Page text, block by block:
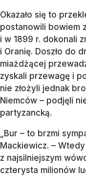
Okazało się to
postanowili bowiem
i w 1899 r. dokonali
i Oranię. Doszło do
miażdżącej
zyskali przewagę i
nie złożyli jednak
Niemców – podjęli
partyzancką.
„Bur – to brzmi
Mackiewicz. –
z najsilniejszym
czterysta milionów